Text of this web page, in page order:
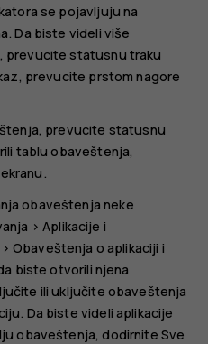
se pojavljuju na
Da biste videli više
prevucite statusnu traku
prevucite prstom nagore
prevucite statusnu
tablu obaveštenja,
obaveštenja neke
>Aplikacije i
> Obaveštenja o aplikaciji i
biste otvorili njena
ili uključite obaveštenja
Da biste videli aplikacije
obaveštenja, dodirnite Sve